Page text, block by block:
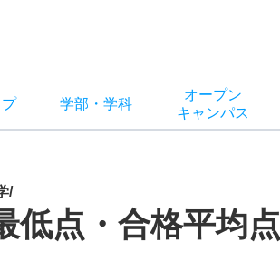
学部 ・ 学科
オープン
キャンパス
/
低点・合格平均点